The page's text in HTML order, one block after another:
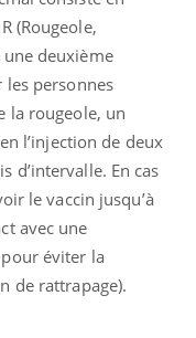
(Rougeole,
deuxième
personnes
la rougeole, un
l’injection de deux
d’intervalle. En cas
le vaccin jusqu’à
avec une
éviter la
de rattrapage).